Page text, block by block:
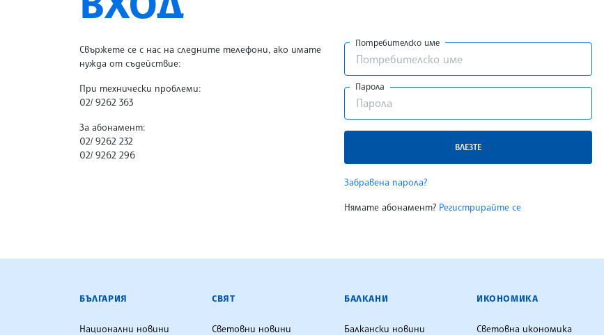
Свържете се с нас на следните телефони, ако имате
нужда от съдействие:
При технически проблеми:
02/ 9262 363
За абонамент:
02/ 9262 232
02/ 9262 296
Потребителско име
Парола
ВЛЕЗТЕ
Забравена парола?
Нямате абонамент? Регистрирайте се
БЪЛГАРСКА ТЕЛЕГРАФНА АГЕНЦИЯ
БЪЛГАРИЯ
Национални новини
СВЯТ
Световни новини
БАЛКАНИ
Балкански новини
ИКОНОМИКА
Световна икономика